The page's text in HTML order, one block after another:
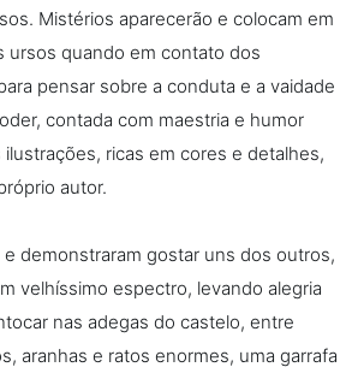
Mistérios aparecerão e colocam em
ursos quando em contato dos
pensar sobre a conduta e a vaidade
contada com maestria e humor
ilustrações, ricas em cores e detalhes,
autor.
e demonstraram gostar uns dos outros,
velhíssimo espectro, levando alegria
nas adegas do castelo, entre
aranhas e ratos enormes, uma garrafa